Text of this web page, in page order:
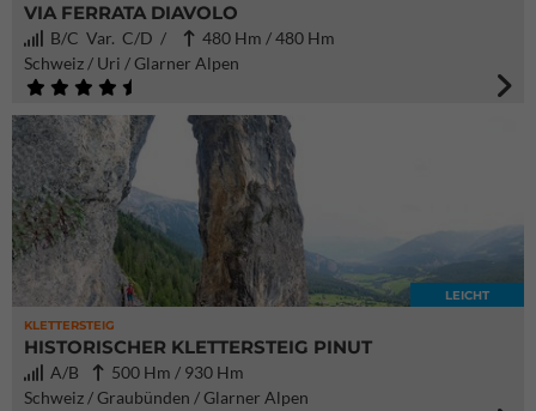
VIA FERRATA DIAVOLO
B/C Var. C/D /
480 Hm / 480 Hm
Schweiz / Uri / Glarner Alpen
KLETTERSTEIG
LEICHT
HISTORISCHER KLETTERSTEIG PINUT
A/B
500 Hm / 930 Hm
Schweiz / Graubünden / Glarner Alpen